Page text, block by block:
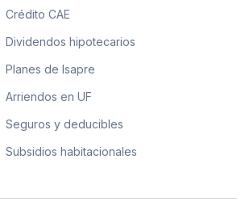
Crédito CAE
Dividendos hipotecarios
Planes de Isapre
Arriendos en UF
Seguros y deducibles
Subsidios habitacionales